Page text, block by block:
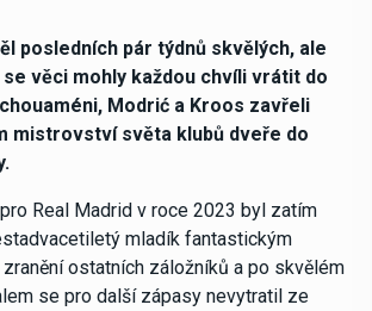
posledních pár týdnů skvělých, ale
se věci mohly každou chvíli vrátit do
Modrić a Kroos zavřeli
mistrovství světa klubů dveře do
Real Madrid v roce 2023 byl zatím
mladík fantastickým
ostatních záložníků a po skvělém
se pro další zápasy nevytratil ze